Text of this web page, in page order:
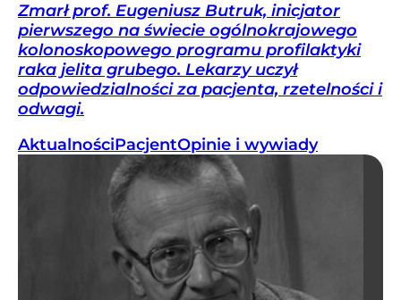
Zmarł prof. Eugeniusz Butruk, inicjator
pierwszego na świecie ogólnokrajowego
kolonoskopowego programu profilaktyki
raka jelita grubego. Lekarzy uczył
odpowiedzialności za pacjenta, rzetelności i
odwagi.
AktualnościPacjentOpinie i wywiady